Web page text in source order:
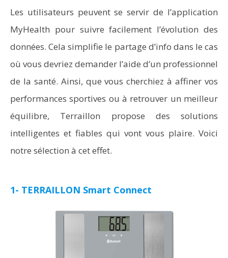
Les utilisateurs peuvent se servir de l’application
MyHealth pour suivre facilement l’évolution des
données. Cela simplifie le partage d’info dans le cas
où vous devriez demander l’aide d’un professionnel
de la santé. Ainsi, que vous cherchiez à affiner vos
performances sportives ou à retrouver un meilleur
équilibre, Terraillon propose des solutions
intelligentes et fiables qui vont vous plaire. Voici
notre sélection à cet effet.
1- TERRAILLON Smart Connect